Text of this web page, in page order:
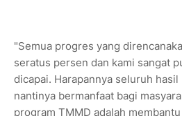
"Semua progres yang
seratus persen dan kami sangat
dicapai. Harapannya seluruh hasil
nantinya bermanfaat bagi
program TMMD adalah